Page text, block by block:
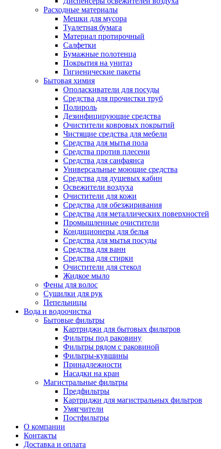
Расходные материалы
Мешки для мусора
Туалетная бумага
Материал протирочный
Салфетки
Бумажные полотенца
Покрытия на унитаз
Гигиенические пакеты
Бытовая химия
Ополаскиватели для посуды
Средства для прочистки труб
Полироль
Дезинфицирующие средства
Очистители ковровых покрытий
Чистящие средства для мебели
Средства для мытья пола
Средства против плесени
Средства для санфаянса
Универсальные моющие средства
Средства для душевых кабин
Освежители воздуха
Очистители для кожи
Средства для обезжиривания
Средства для металлических поверхностей
Промышленные очистители
Кондиционеры для белья
Средства для мытья посуды
Средства для ванн
Средства для стирки
Очистители для стекол
Жидкое мыло
Фены для волос
Сушилки для рук
Пепельницы
Вода и водоочистка
Бытовые фильтры
Картриджи для бытовых фильтров
Фильтры под раковину
Фильтры рядом с раковиной
Фильтры-кувшины
Принадлежности
Насадки на кран
Магистральные фильтры
Предфильтры
Картриджи для магистральных фильтров
Умягчители
Постфильтры
О компании
Контакты
Доставка и оплата